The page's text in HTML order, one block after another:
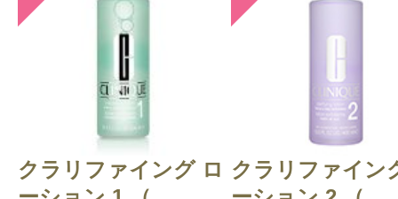
このコスメのレビューを書いて
クチコミを投稿する
CT 会員様は、マイページの「購
クラリファイング ロ クラリファイン